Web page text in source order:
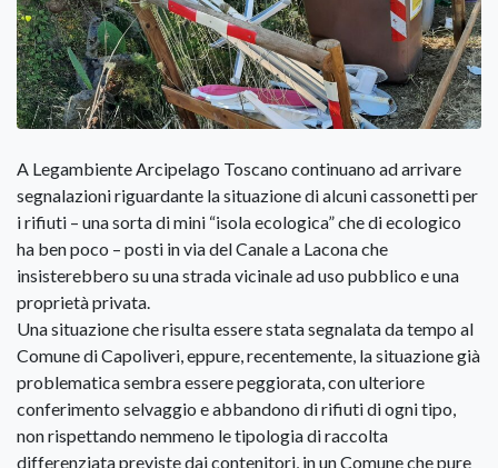
A Legambiente Arcipelago Toscano continuano ad arrivare
segnalazioni riguardante la situazione di alcuni cassonetti per
i rifiuti – una sorta di mini “isola ecologica” che di ecologico
ha ben poco – posti in via del Canale a Lacona che
insisterebbero su una strada vicinale ad uso pubblico e una
proprietà privata.
Una situazione che risulta essere stata segnalata da tempo al
Comune di Capoliveri, eppure, recentemente, la situazione già
problematica sembra essere peggiorata, con ulteriore
conferimento selvaggio e abbandono di rifiuti di ogni tipo,
non rispettando nemmeno le tipologia di raccolta
differenziata previste dai contenitori, in un Comune che pure